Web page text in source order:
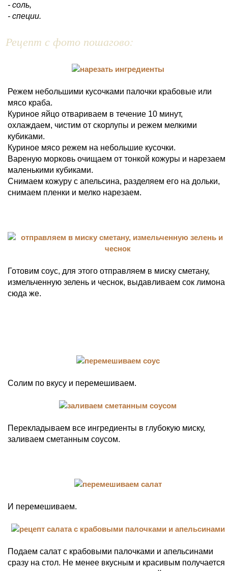
- соль,
- специи.
Рецепт с фото пошагово:
Режем небольшими кусочками палочки крабовые или
мясо краба.
Куриное яйцо отвариваем в течение 10 минут,
охлаждаем, чистим от скорлупы и режем мелкими
кубиками.
Куриное мясо режем на небольшие кусочки.
Вареную морковь очищаем от тонкой кожуры и нарезаем
маленькими кубиками.
Снимаем кожуру с апельсина, разделяем его на дольки,
снимаем пленки и мелко нарезаем.
Готовим соус, для этого отправляем в миску сметану,
измельченную зелень и чеснок, выдавливаем сок лимона
сюда же.
Солим по вкусу и перемешиваем.
Перекладываем все ингредиенты в глубокую миску,
заливаем сметанным соусом.
И перемешиваем.
Подаем салат с крабовыми палочками и апельсинами
сразу на стол. Не менее вкусным и красивым получается